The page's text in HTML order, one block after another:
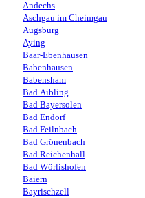
Andechs
Aschgau im Cheimgau
Augsburg
Aying
Baar-Ebenhausen
Babenhausen
Babensham
Bad Aibling
Bad Bayersolen
Bad Endorf
Bad Feilnbach
Bad Grönenbach
Bad Reichenhall
Bad Wörlishofen
Baiern
Bayrischzell